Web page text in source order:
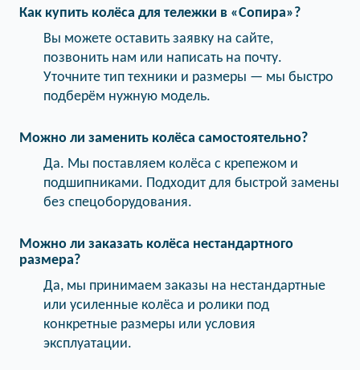
Как купить колёса для тележки в «Сопира»?
Вы можете оставить заявку на сайте,
позвонить нам или написать на почту.
Уточните тип техники и размеры — мы быстро
подберём нужную модель.
Можно ли заменить колёса самостоятельно?
Да. Мы поставляем колёса с крепежом и
подшипниками. Подходит для быстрой замены
без спецоборудования.
Можно ли заказать колёса нестандартного
размера?
Да, мы принимаем заказы на нестандартные
или усиленные колёса и ролики под
конкретные размеры или условия
эксплуатации.